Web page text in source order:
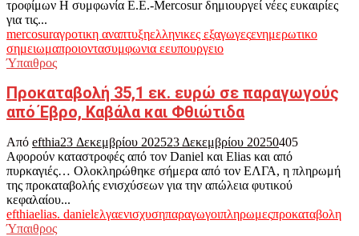
τροφίμων Η συμφωνία Ε.Ε.-Mercosur δημιουργεί νέες ευκαιρίες
για τις...
mercosurαγροτικη αναπτυξηελληνικες εξαγωγεςενημερωτικο
σημειωμαπροιοντασυμφωνια εευπουργειο
Ύπαιθρος
Προκαταβολή 35,1 εκ. ευρώ σε παραγωγούς
από Έβρο, Καβάλα και Φθιώτιδα
Από efthia23 Δεκεμβρίου 202523 Δεκεμβρίου 20250405
Αφορούν καταστροφές από τον Daniel και Elias και από
πυρκαγιές… Ολοκληρώθηκε σήμερα από τον ΕΛΓΑ, η πληρωμή
της προκαταβολής ενισχύσεων για την απώλεια φυτικού
κεφαλαίου...
efthiaelias. danielελγαενισχυσηπαραγωγοιπληρωμεςπροκαταβολη
Ύπαιθρος